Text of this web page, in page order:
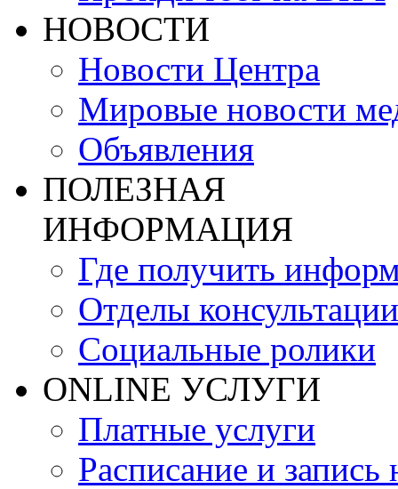
НОВОСТИ
Новости Центра
Мировые новости
Объявления
ПОЛЕЗНАЯ
ИНФОРМАЦИЯ
Где получить
Отделы консультации
Социальные ролики
ONLINE УСЛУГИ
Платные услуги
Расписание и запись